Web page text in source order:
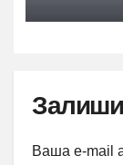
Ваша e-mail